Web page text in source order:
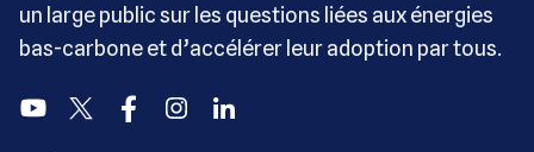
un large public sur les questions liées aux énergies
bas-carbone et d’accélérer leur adoption par tous.
YoutubeTwitter FacebookInstagramLinkedin